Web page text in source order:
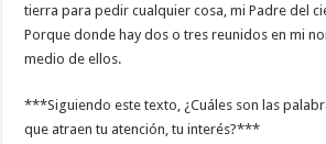
tierra para pedir cualquier cosa, mi Padre del
Porque donde hay dos o tres reunidos en mi
medio de ellos.
***Siguiendo este texto, ¿Cuáles son las
que atraen tu atención, tu interés?***